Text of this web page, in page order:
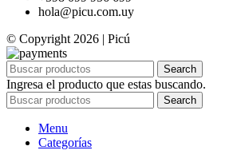
hola@picu.com.uy
© Copyright 2026 | Picú
Search
Ingresa el producto que estas buscando.
Search
Menu
Categorías